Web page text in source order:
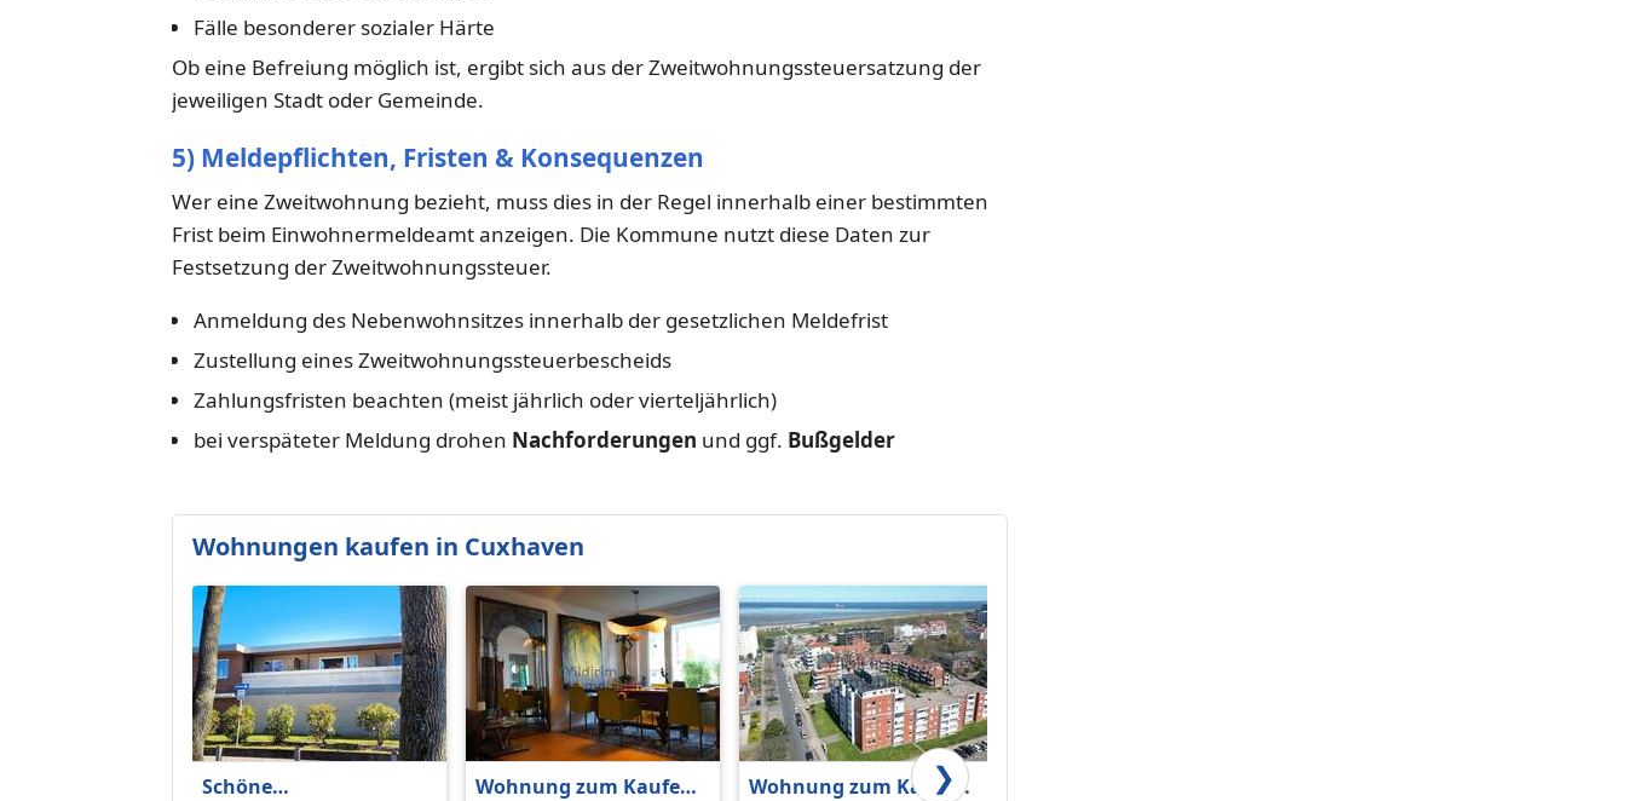
Fälle besonderer sozialer Härte
Ob eine Befreiung möglich ist, ergibt sich aus der Zweitwohnungssteuersatzung der
jeweiligen Stadt oder Gemeinde.
5) Meldepflichten, Fristen & Konsequenzen
Wer eine Zweitwohnung bezieht, muss dies in der Regel innerhalb einer bestimmten
Frist beim Einwohnermeldeamt anzeigen. Die Kommune nutzt diese Daten zur
Festsetzung der Zweitwohnungssteuer.
Anmeldung des Nebenwohnsitzes innerhalb der gesetzlichen Meldefrist
Zustellung eines Zweitwohnungssteuerbescheids
Zahlungsfristen beachten (meist jährlich oder vierteljährlich)
bei verspäteter Meldung drohen Nachforderungen und ggf. Bußgelder
Wohnungen kaufen in Cuxhaven
Schöne
Wohnung zum Kaufen
Wohnung zum Kaufen
❯